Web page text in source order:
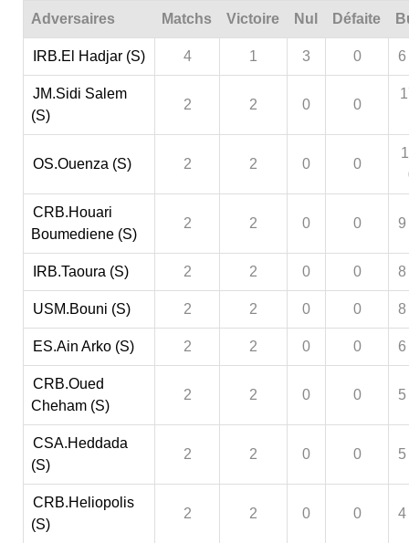
Adversaires Matchs Victoire Nul Défaite
IRB.El Hadjar (S) 4 1 3 0 6
JM.Sidi Salem
(S)
2 2 0 0
OS.Ouenza (S) 2 2 0 0
CRB.Houari
Boumediene (S)
2 2 0 0 9
IRB.Taoura (S) 2 2 0 0 8
USM.Bouni (S) 2 2 0 0 8
ES.Ain Arko (S) 2 2 0 0 6
CRB.Oued
Cheham (S)
2 2 0 0 5
CSA.Heddada
(S)
2 2 0 0 5
CRB.Heliopolis
(S)
2 2 0 0 4